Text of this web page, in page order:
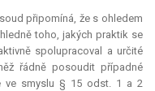
připomíná, že s ohledem
toho, jakých praktik se
spolupracoval a určité
řádně posoudit případné
ve smyslu § 15 odst. 1 a 2